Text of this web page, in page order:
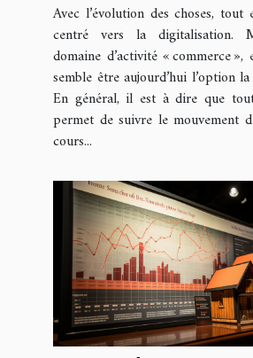
Avec l’évolution des choses, tout
centré vers la digitalisation.
domaine d’activité « commerce
semble être aujourd’hui l’option
En général, il est à dire que
permet de suivre le mouvement
cours...